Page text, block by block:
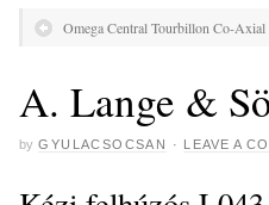
Omega Central Tourbillon Co-
A. Lange &
by GYULACSOCSAN · LEAVE A